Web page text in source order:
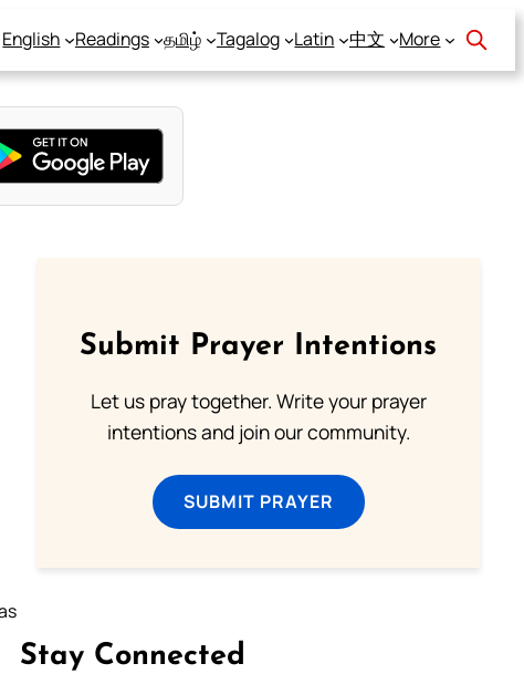
English Readings தமிழ் Tagalog Latin 中文 More
Submit Prayer Intentions
Let us pray together. Write your prayer
intentions and join our community.
SUBMIT PRAYER
Stay Connected